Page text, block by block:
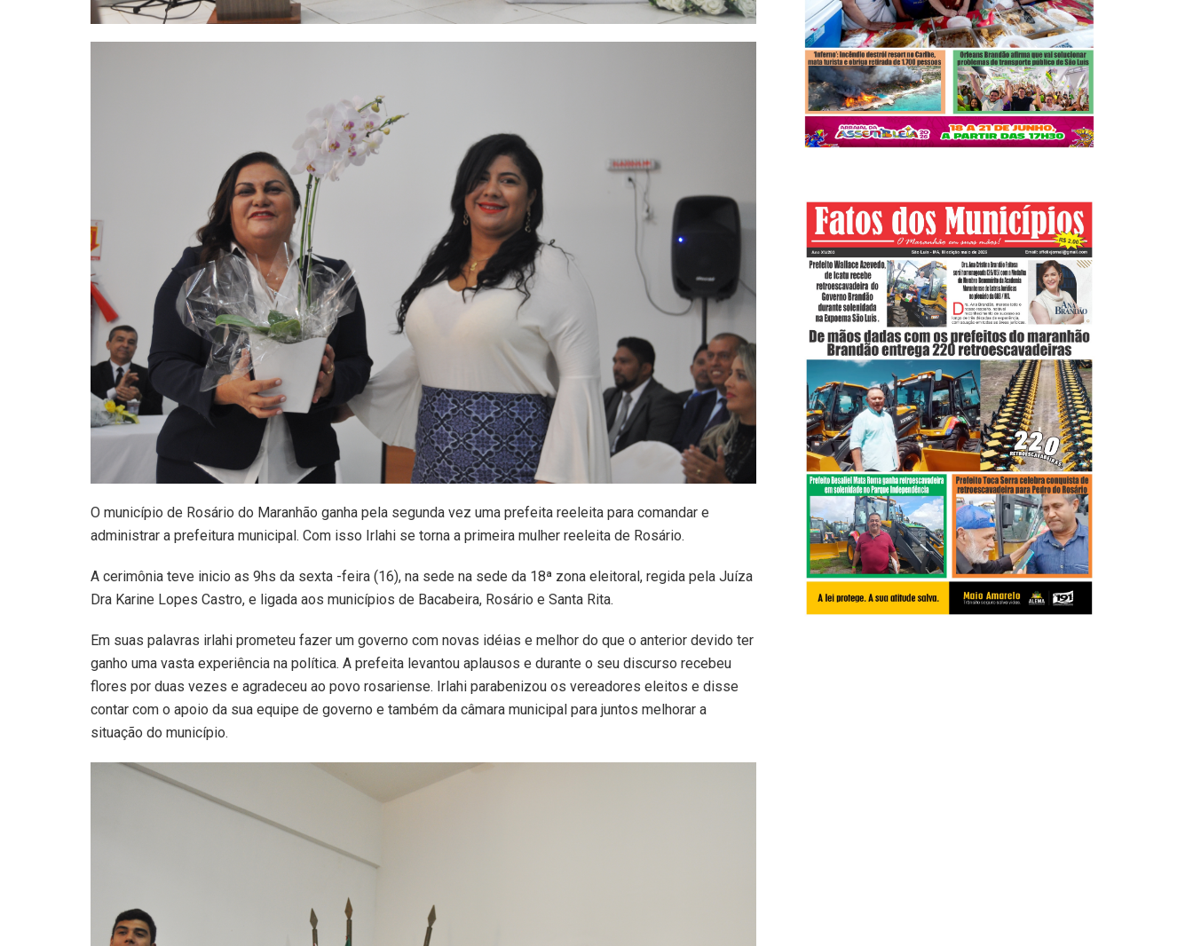
O município de Rosário do Maranhão ganha pela segunda vez uma prefeita reeleita para comandar e
administrar a prefeitura municipal. Com isso Irlahi se torna a primeira mulher reeleita de Rosário.
A cerimônia teve inicio as 9hs da sexta -feira (16), na sede na sede da 18ª zona eleitoral, regida pela Juíza
Dra Karine Lopes Castro, e ligada aos municípios de Bacabeira, Rosário e Santa Rita.
Em suas palavras irlahi prometeu fazer um governo com novas idéias e melhor do que o anterior devido ter
ganho uma vasta experiência na política. A prefeita levantou aplausos e durante o seu discurso recebeu
flores por duas vezes e agradeceu ao povo rosariense. Irlahi parabenizou os vereadores eleitos e disse
contar com o apoio da sua equipe de governo e também da câmara municipal para juntos melhorar a
situação do município.